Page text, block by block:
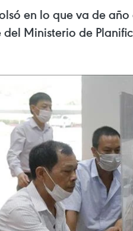
en lo que va de
Ministerio de